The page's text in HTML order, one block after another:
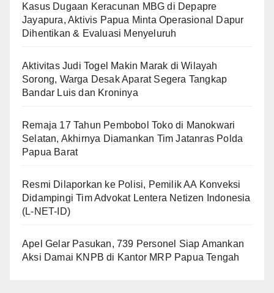
Kasus Dugaan Keracunan MBG di Depapre
Jayapura, Aktivis Papua Minta Operasional Dapur
Dihentikan & Evaluasi Menyeluruh
Aktivitas Judi Togel Makin Marak di Wilayah
Sorong, Warga Desak Aparat Segera Tangkap
Bandar Luis dan Kroninya
Remaja 17 Tahun Pembobol Toko di Manokwari
Selatan, Akhirnya Diamankan Tim Jatanras Polda
Papua Barat
Resmi Dilaporkan ke Polisi, Pemilik AA Konveksi
Didampingi Tim Advokat Lentera Netizen Indonesia
(L-NET-ID)
Apel Gelar Pasukan, 739 Personel Siap Amankan
Aksi Damai KNPB di Kantor MRP Papua Tengah